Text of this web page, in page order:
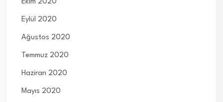
Ekim 2020
Eylül 2020
Ağustos 2020
Temmuz 2020
Haziran 2020
Mayıs 2020